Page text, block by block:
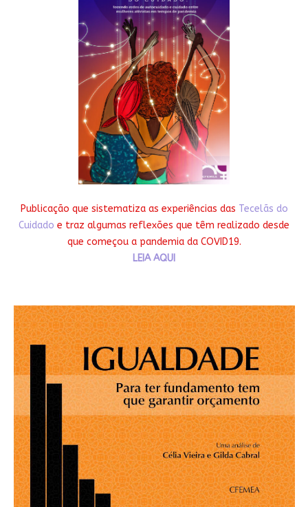
Publicação que sistematiza as experiências das Tecelãs do
Cuidado e traz algumas reflexões que têm realizado desde
que começou a pandemia da COVID19.
LEIA AQUI